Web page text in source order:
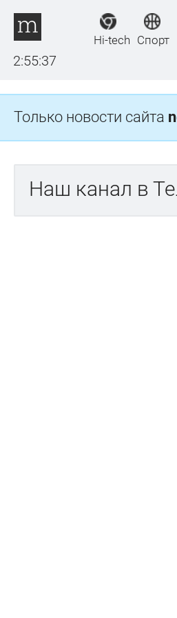
2:55:37
Hi-tech Спорт
Только новости сайта
Наш канал в